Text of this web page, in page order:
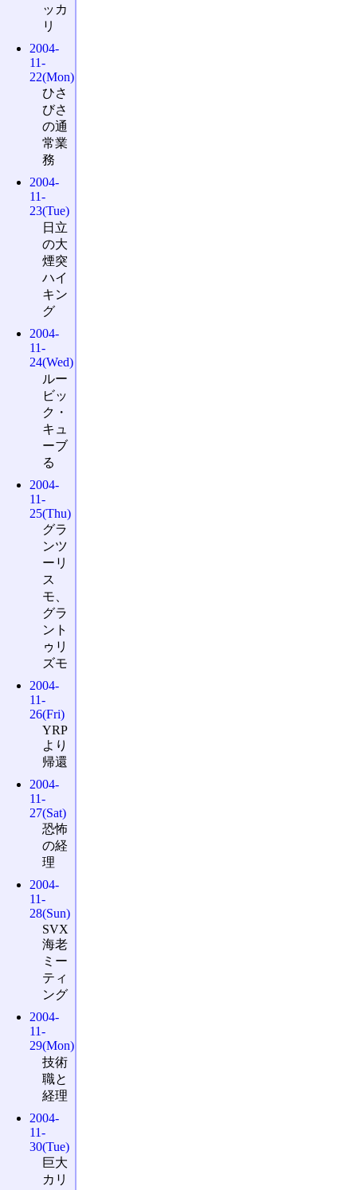
ッカ
リ
2004-
11-
22(Mon)
ひさ
びさ
の通
常業
務
2004-
11-
23(Tue)
日立
の大
煙突
ハイ
キン
グ
2004-
11-
24(Wed)
ルー
ビッ
ク・
キュ
ーブ
る
2004-
11-
25(Thu)
グラ
ンツ
ーリ
ス
モ、
グラ
ント
ゥリ
ズモ
2004-
11-
26(Fri)
YRP
より
帰還
2004-
11-
27(Sat)
恐怖
の経
理
2004-
11-
28(Sun)
SVX
海老
ミー
ティ
ング
2004-
11-
29(Mon)
技術
職と
経理
2004-
11-
30(Tue)
巨大
カリ